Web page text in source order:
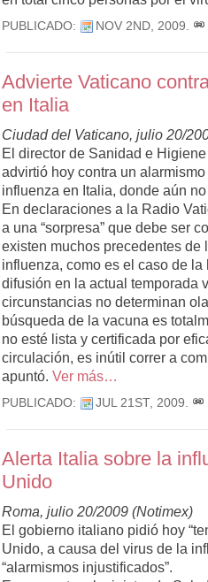
PUBLICADO: NOV 2ND, 2009.
Advierte Vaticano
en Italia
Ciudad del Vaticano, julio 20/
El director de Sanidad e
advirtió hoy contra un
influenza en Italia, donde aún
En declaraciones a la Radio
a una “sorpresa” que debe ser
existen muchos precedentes de
influenza, como es el caso de
difusión en la actual temporada
circunstancias no determinan
búsqueda de la vacuna es
no esté lista y certificada por
circulación, es inútil correr a
apuntó. Ver más…
PUBLICADO: JUL 21ST, 2009.
Alerta Italia sobre la
Unido
Roma, julio 20/2009 (Notimex)
El gobierno italiano pidió hoy
Unido, a causa del virus de la
“alarmismos injustificados”.